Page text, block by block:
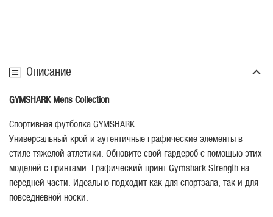
Описание
GYMSHARK Mens Collection
Спортивная футболка GYMSHARK.
Универсальный крой и аутентичные графические элементы в
стиле тяжелой атлетики. Обновите свой гардероб с помощью этих
моделей с принтами. Графический принт Gymshark Strength на
передней части. Идеально подходит как для спортзала, так и для
повседневной носки.